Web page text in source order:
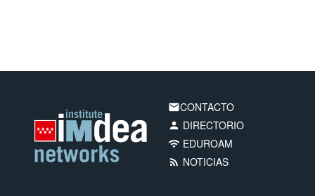
emailCONTACTO
person DIRECTORIO
wifi EDUROAM
rss_feed NOTICIAS